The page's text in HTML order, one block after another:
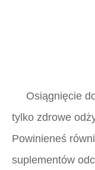
Osiągnięcie
tylko zdrowe
Powinieneś
suplementów